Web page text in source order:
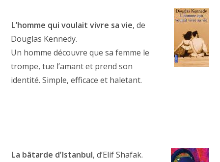
L’homme qui voulait vivre sa vie, de
Douglas Kennedy.
Un homme découvre que sa femme le
trompe, tue l’amant et prend son
identité. Simple, efficace et haletant.
La bâtarde d’Istanbul, d’Elif Shafak.